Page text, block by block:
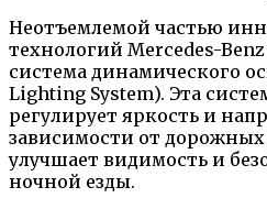
Неотъемлемой частью
технологий Mercedes-
система динамического
Lighting System). Эта
регулирует яркость и
зависимости от дорожных
улучшает видимость и
ночной езды.